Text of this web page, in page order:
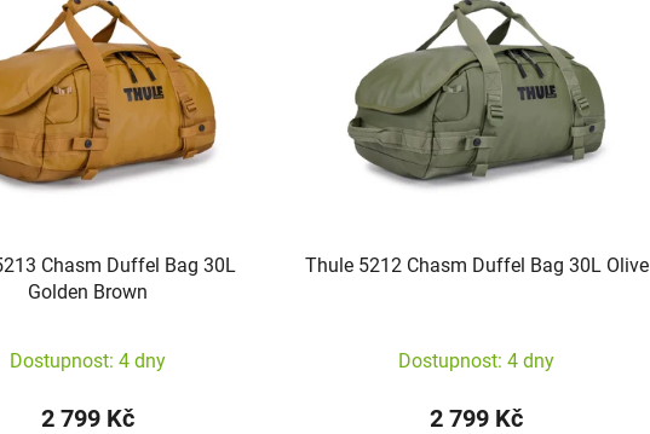
Chasm Duffel Bag 30L
Golden Brown
Dostupnost: 4 dny
2 799 Kč
Thule 5212 Chasm Duffel Bag 30L Olive
Dostupnost: 4 dny
2 799 Kč